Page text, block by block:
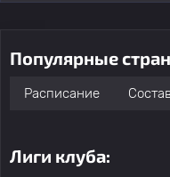
Популярные
Расписание
Лиги клуба: